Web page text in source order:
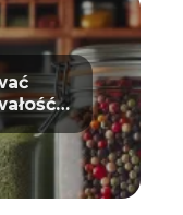
i